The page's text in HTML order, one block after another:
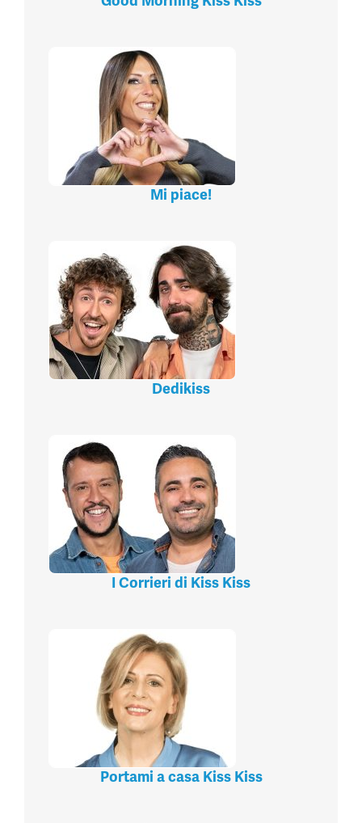
Mi piace!
Dedikiss
I Corrieri di Kiss Kiss
Portami a casa Kiss Kiss